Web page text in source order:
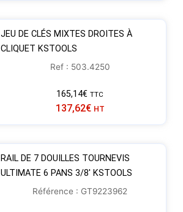
JEU DE CLÉS MIXTES DROITES À
CLIQUET KSTOOLS
Ref : 503.4250
165,14€ TTC
137,62€ HT
RAIL DE 7 DOUILLES TOURNEVIS
ULTIMATE 6 PANS 3/8′ KSTOOLS
Référence : GT9223962